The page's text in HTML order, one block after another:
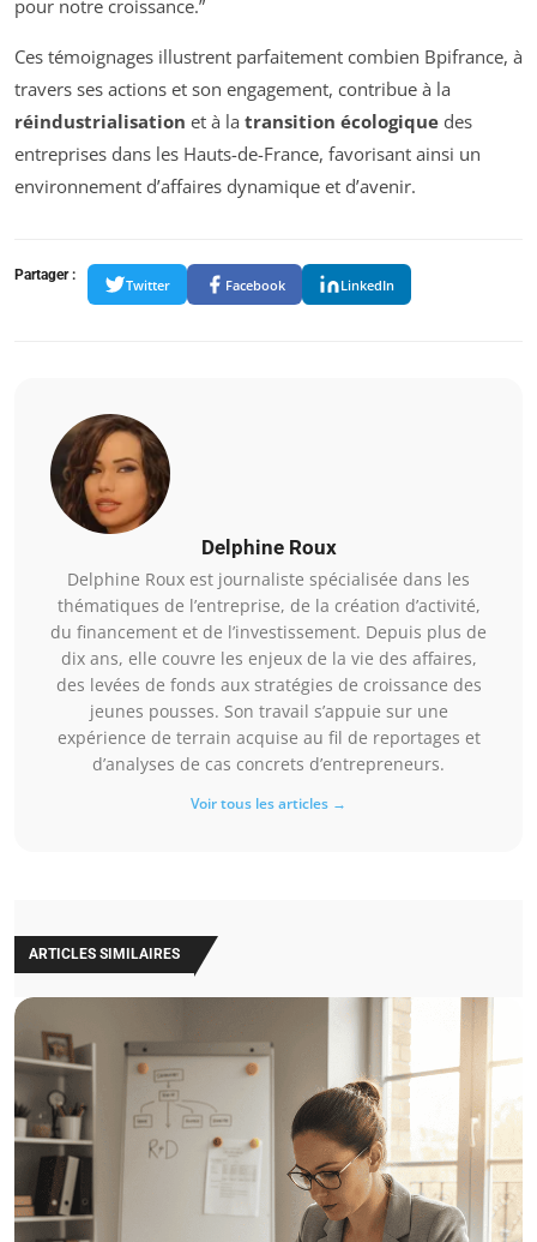
pour notre croissance.”
Ces témoignages illustrent parfaitement combien Bpifrance, à
travers ses actions et son engagement, contribue à la
réindustrialisation et à la transition écologique des
entreprises dans les Hauts-de-France, favorisant ainsi un
environnement d’affaires dynamique et d’avenir.
Partager :
Twitter Facebook LinkedIn
Delphine Roux
Delphine Roux est journaliste spécialisée dans les
thématiques de l’entreprise, de la création d’activité,
du financement et de l’investissement. Depuis plus de
dix ans, elle couvre les enjeux de la vie des affaires,
des levées de fonds aux stratégies de croissance des
jeunes pousses. Son travail s’appuie sur une
expérience de terrain acquise au fil de reportages et
d’analyses de cas concrets d’entrepreneurs.
Voir tous les articles →
ARTICLES SIMILAIRES